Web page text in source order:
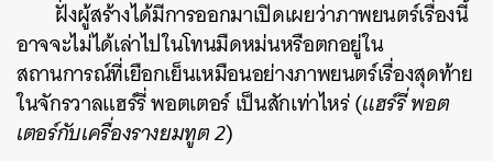
ฝั่งผู้สร้างได้มีการออกมาเปิดเผยว่าภาพยนตร์เรื่องนี้
อาจจะไม่ได้เล่าไปในโทนมืดหม่นหรือตกอยู่ใน
สถานการณ์ที่เยือกเย็นเหมือนอย่างภาพยนตร์เรื่องสุดท้าย
ในจักรวาลแฮร์รี่ พอตเตอร์ เป็นสักเท่าไหร่ (แฮร์รี่ พอต
เตอร์กับเครื่องรางยมทูต 2)